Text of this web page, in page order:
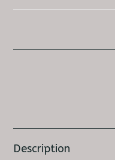
Bracelet
Perles
Description